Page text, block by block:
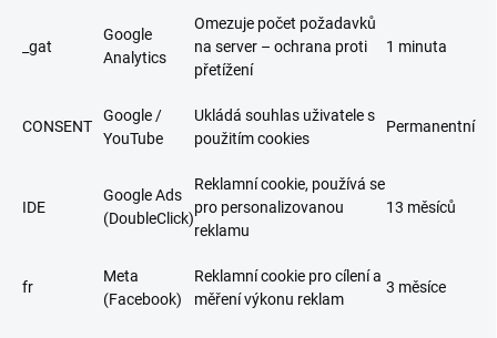
_gat
Google
Analytics
Omezuje počet požadavků
na server – ochrana proti
přetížení
1 minuta
CONSENT
Google /
YouTube
Ukládá souhlas uživatele s
použitím cookies
Permanentní
IDE
Google Ads
(DoubleClick)
Reklamní cookie, používá se
pro personalizovanou
reklamu
13 měsíců
fr
Meta
(Facebook)
Reklamní cookie pro cílení a
měření výkonu reklam
3 měsíce